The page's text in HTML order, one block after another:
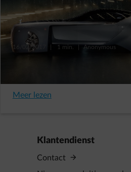
16/02/2017 1 min. Anonymous
Meer lezen
Klantendienst
Contact